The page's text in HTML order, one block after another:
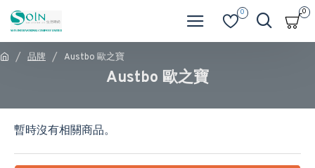
0 0
品牌 Austbo 歐之寶
Austbo 歐之寶
暫時沒有相關商品。